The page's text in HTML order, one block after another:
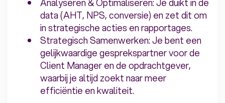
data (AHT, NPS, conversie) en zet dit om
in strategische acties en rapportages.
Strategisch Samenwerken: Je bent een
gelijkwaardige gesprekspartner voor de
Client Manager en de opdrachtgever,
waarbij je altijd zoekt naar meer
efficiëntie en kwaliteit.